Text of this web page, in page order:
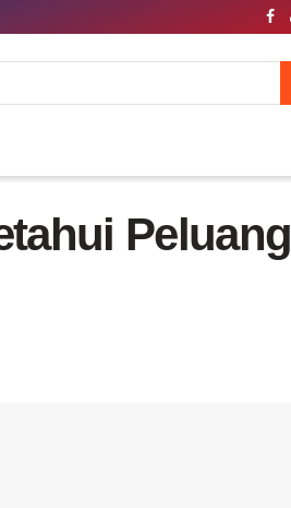
Peluang